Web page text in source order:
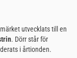
utvecklats till en
. Dörr står för
i årtionden.